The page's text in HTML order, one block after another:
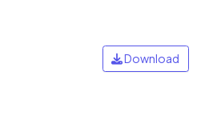
Download